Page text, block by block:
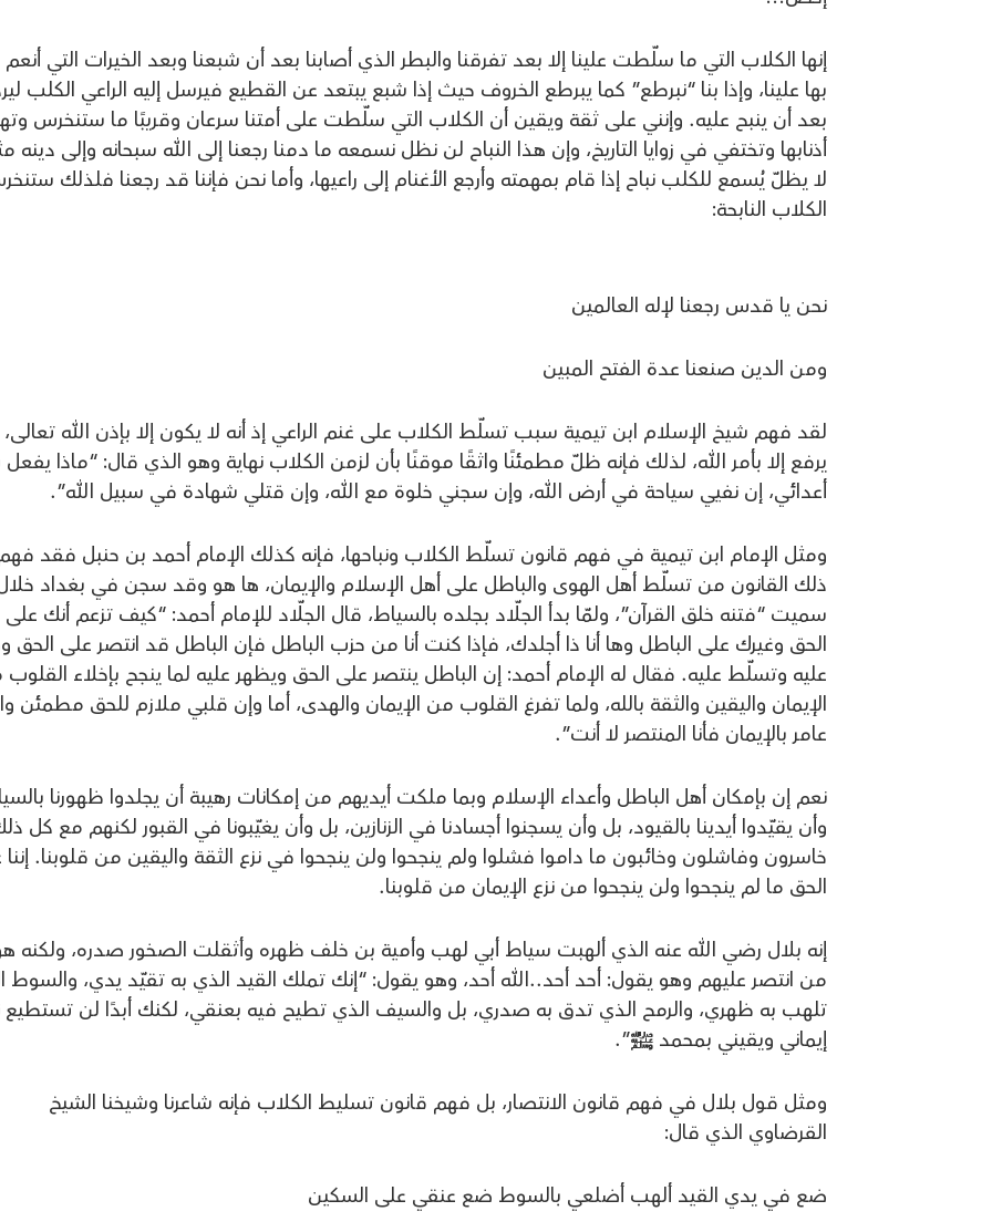
إنها الكلاب التي ما سلّطت علينا إلا بعد تفرقنا والبطر الذي أصابنا بعد أن شبعنا وبعد الخيرات التي أنعم
بها علينا، وإذا بنا “نبرطع” كما يبرطع الخروف حيث إذا شبع يبتعد عن القطيع فيرسل إليه الراعي الكلب
بعد أن ينبح عليه. وإنني على ثقة ويقين أن الكلاب التي سلّطت على أمتنا سرعان وقريبًا ما ستنخرس
أذنابها وتختفي في زوايا التاريخ، وإن هذا النباح لن نظل نسمعه ما دمنا رجعنا إلى الله سبحانه وإلى دينه
لا يظلّ يُسمع للكلب نباح إذا قام بمهمته وأرجع الأغنام إلى راعيها، وأما نحن فإننا قد رجعنا فلذلك
الكلاب النابحة:
نحن يا قدس رجعنا لإله العالمين
ومن الدين صنعنا عدة الفتح المبين
لقد فهم شيخ الإسلام ابن تيمية سبب تسلّط الكلاب على غنم الراعي إذ أنه لا يكون إلا بإذن الله تعالى،
يرفع إلا بأمر الله، لذلك فإنه ظلّ مطمئنًا واثقًا موقنًا بأن لزمن الكلاب نهاية وهو الذي قال: “ماذا
أعدائي، إن نفيي سياحة في أرض الله، وإن سجني خلوة مع الله، وإن قتلي شهادة في سبيل الله”.
ومثل الإمام ابن تيمية في فهم قانون تسلّط الكلاب ونباحها، فإنه كذلك الإمام أحمد بن حنبل فقد
ذلك القانون من تسلّط أهل الهوى والباطل على أهل الإسلام والإيمان، ها هو وقد سجن في بغداد
سميت “فتنه خلق القرآن”، ولمّا بدأ الجلّاد بجلده بالسياط، قال الجلّاد للإمام أحمد: “كيف تزعم أنك على
الحق وغيرك على الباطل وها أنا ذا أجلدك، فإذا كنت أنا من حزب الباطل فإن الباطل قد انتصر على الحق
عليه وتسلّط عليه. فقال له الإمام أحمد: إن الباطل ينتصر على الحق ويظهر عليه لما ينجح بإخلاء
الإيمان واليقين والثقة بالله، ولما تفرغ القلوب من الإيمان والهدى، أما وإن قلبي ملازم للحق مطمئن
عامر بالإيمان فأنا المنتصر لا أنت”.
نعم إن بإمكان أهل الباطل وأعداء الإسلام وبما ملكت أيديهم من إمكانات رهيبة أن يجلدوا ظهورنا
وأن يقيّدوا أيدينا بالقيود، بل وأن يسجنوا أجسادنا في الزنازين، بل وأن يغيّبونا في القبور لكنهم مع كل
خاسرون وفاشلون وخائبون ما داموا فشلوا ولم ينجحوا ولن ينجحوا في نزع الثقة واليقين من قلوبنا.
الحق ما لم ينجحوا ولن ينجحوا من نزع الإيمان من قلوبنا.
إنه بلال رضي الله عنه الذي ألهبت سياط أبي لهب وأمية بن خلف ظهره وأثقلت الصخور صدره، ولكنه
من انتصر عليهم وهو يقول: أحد أحد..الله أحد، وهو يقول: “إنك تملك القيد الذي به تقيّد يدي، والسوط
تلهب به ظهري، والرمح الذي تدق به صدري، بل والسيف الذي تطيح فيه بعنقي، لكنك أبدًا لن تستطيع
إيماني ويقيني بمحمد ﷺ”.
ومثل قول بلال في فهم قانون الانتصار، بل فهم قانون تسليط الكلاب فإنه شاعرنا وشيخنا الشيخ
القرضاوي الذي قال:
ضع في يدي القيد ألهب أضلعي بالسوط ضع عنقي على السكين